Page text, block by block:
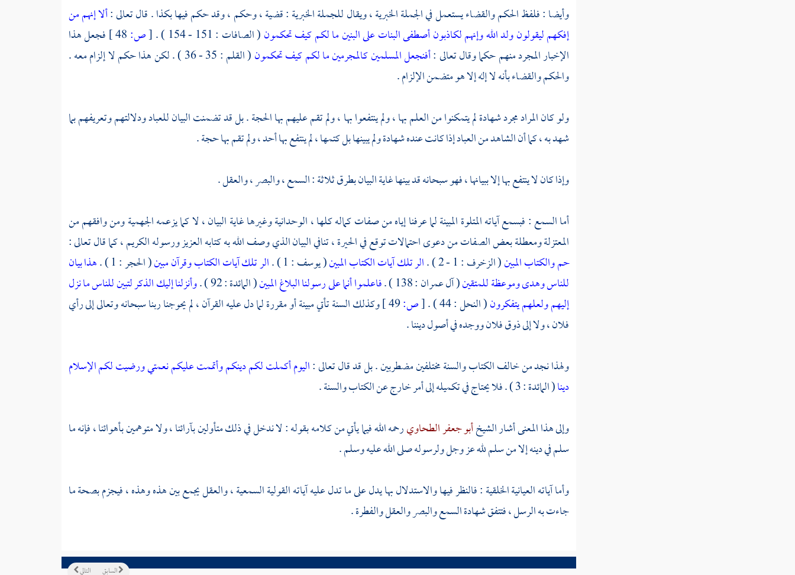
وأيضا : فلفظ الحكم والقضاء يستعمل في الجملة الخبرية ، ويقال للجملة الخبرية : قضية ، وحكم ، وقد حكم فيها بكذا . قال تعالى :ألا إنهم من
إفكهم ليقولونولد الله وإنهم لكاذبونأصطفى البنات على البنينما لكم كيف تحكمون( الصافات : 151 - 154 ) . [ص:
فجعل هذا
الإخبار المجرد منهم حكما وقال تعالى :أفنجعل المسلمين كالمجرمينما لكم كيف تحكمون
( القلم : 35 - 36 ) . لكن هذا حكم لا إلزام معه .
والحكم والقضاء بأنه لا إله إلا هو متضمن الإلزام .
ولو كان المراد مجرد شهادة لم يتمكنوا من العلم بها ، ولم ينتفعوا بها ، ولم تقم عليهم بها الحجة . بل قد تضمنت البيان للعباد ودلالتهم وتعريفهم بما
شهد به ، كما أن الشاهد من العباد إذا كانت عنده شهادة ولم يبينها بل كتمها ، لم ينتفع بها أحد ، ولم تقم بها حجة .
وإذا كان لا ينتفع بها إلا ببيانها ، فهو سبحانه قد بينها غاية البيان بطرق ثلاثة : السمع ، والبصر ، والعقل .
أما السمع : فبسمع آياته المتلوة المبينة لما عرفنا إياه من صفات كماله كلها ، الوحدانية وغيرها غاية البيان ، لا كما يزعمهالجهميةومن وافقهم من
المعتزلةومعطلة بعض الصفات من دعوى احتمالات توقع في الحيرة ، تنافي البيان الذي وصف الله به كتابه العزيز ورسوله الكريم ، كما قال تعالى :
حموالكتاب المبين( الزخرف : 1 - 2 ) . الر تلك آيات الكتاب المبين( يوسف : 1 ) . الر تلك آيات الكتاب وقرآن مبين( الحجر : 1 ) .
هذا بيان
للناس وهدى وموعظة للمتقين( آل عمران : 138 ) . فاعلموا أنما على رسولنا البلاغ المبين( المائدة : 92 ) .
وأنزلنا إليك الذكر لتبين للناس ما نزل
إليهم ولعلهم يتفكرون( النحل : 44 ) . [ص:
وكذلك السنة تأتي مبينة أو مقررة لما دل عليه القرآن ، لم يحوجنا ربنا سبحانه وتعالى إلى رأي
فلان ، ولا إلى ذوق فلان ووجده في أصول ديننا .
ولهذا نجد من خالف الكتاب والسنة مختلفين مضطربين . بل قد قال تعالى :اليوم أكملت لكم دينكم وأتممت عليكم نعمتي ورضيت لكم الإسلام
دينا( المائدة : 3 ) . فلا يحتاج في تكميله إلى أمر خارج عن الكتاب والسنة .
وإلى هذا المعنى أشار الشيخأبو جعفر الطحاويرحمه الله فيما يأتي من كلامه بقوله : لا ندخل في ذلك متأولين بآرائنا ، ولا متوهمين بأهوائنا ، فإنه ما
سلم في دينه إلا من سلم لله عز وجل ولرسوله صلى الله عليه وسلم .
وأما آياته العيانية الخلقية : فالنظر فيها والاستدلال بها يدل على ما تدل عليه آياته القولية السمعية ، والعقل يجمع بين هذه وهذه ، فيجزم بصحة ما
جاءت به الرسل ، فتتفق شهادة السمع والبصر والعقل والفطرة .
التالي السابق